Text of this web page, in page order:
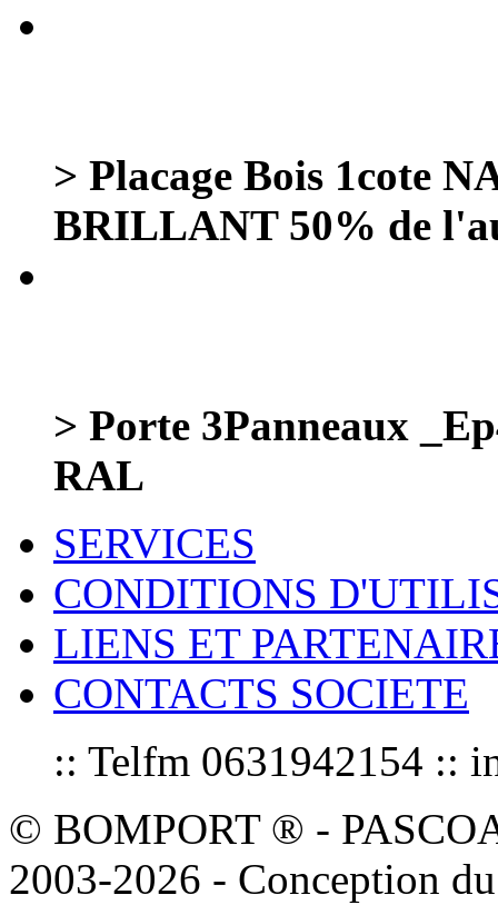
> Placage Bois 1cote
BRILLANT 50% de
> Porte 3Panneaux
RAL
SERVICES
CONDITIONS
LIENS ET
CONTACTS SOCIETE
:: Telfm 0631942154 ::
© BOMPORT ® -
2003-2026 - Conception